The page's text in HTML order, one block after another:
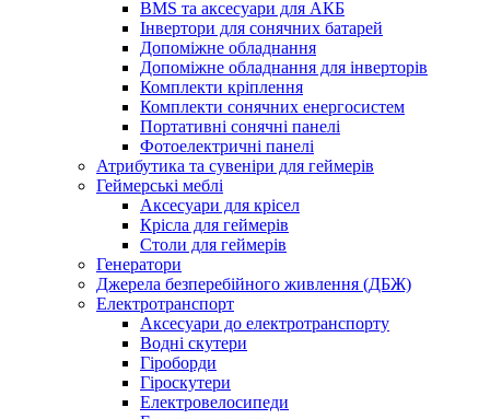
BMS та аксесуари для АКБ
Інвертори для сонячних батарей
Допоміжне обладнання
Допоміжне обладнання для інверторів
Комплекти кріплення
Комплекти сонячних енергосистем
Портативні сонячні панелі
Фотоелектричні панелі
Атрибутика та сувеніри для геймерів
Геймерські меблі
Аксесуари для крісел
Крісла для геймерів
Столи для геймерів
Генератори
Джерела безперебійного живлення (ДБЖ)
Електротранспорт
Аксесуари до електротранспорту
Водні скутери
Гіроборди
Гіроскутери
Електровелосипеди